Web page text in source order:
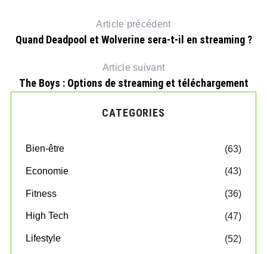
Article précédent
Quand Deadpool et Wolverine sera-t-il en streaming ?
Article suivant
The Boys : Options de streaming et téléchargement
CATEGORIES
Bien-être (63)
Economie (43)
Fitness (36)
High Tech (47)
Lifestyle (52)